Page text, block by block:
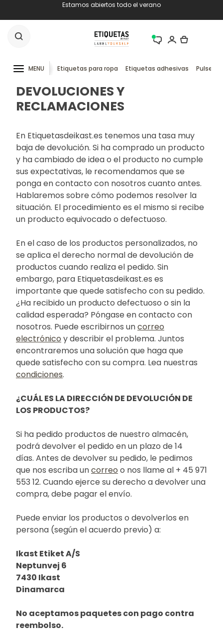
Estamos abiertos todo el verano
MENU Etiquetas para ropa Etiquetas adhesivas
DEVOLUCIONES Y
RECLAMACIONES
En Etiquetasdeikast.es tenemos una tasa muy
baja de devolución. Si ha comprado un producto
y ha cambiado de idea o el producto no cumple
sus expectativas, le recomendamos que se
ponga en contacto con nosotros cuanto antes.
Hablaremos sobre cómo podemos resolver la
situación. El procedimiento es el mismo si recibe
un producto equivocado o defectuoso.
En el caso de los productos personalizados, no
se aplica el derecho normal de devolución de
productos cuando realiza el pedido. Sin
embargo, para Etiquetasdeikast.es es
importante que quede satisfecho con su pedido.
¿Ha recibido un producto defectuoso o sin la
calidad esperada? Póngase en contacto con
nosotros. Puede escribirnos uncorreo
electrónico y describir el problema. Juntos
encontraremos una solución que haga que
quede satisfecho con su compra. Lea nuestras
condiciones.
¿CUÁL ES LA DIRECCIÓN DE DEVOLUCIÓN DE
LOS PRODUCTOS?
Si ha pedido productos de nuestro almacén,
podrá devolver el pedido en un plazo de 14
días. Antes de devolver su pedido, le pedimos
que nos escriba uncorreo o nos llame al + 45 971
553 12. Cuando ejerce su derecho a devolver una
compra, debe pagar el envío.
Puede enviar los productos o devolverlos en
persona (según el acuerdo previo) a:
Ikast Etiket A/S
Neptunvej 6
7430 Ikast
Dinamarca
No aceptamos paquetes con pago contra
reembolso.